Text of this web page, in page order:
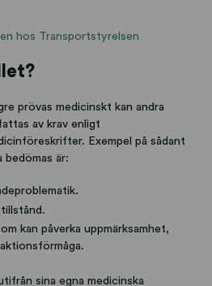
hos Transportstyrelsen
prövas medicinskt kan andra
av krav enligt
Exempel på sådant
är:
kan påverka uppmärksamhet,
sina egna medicinska